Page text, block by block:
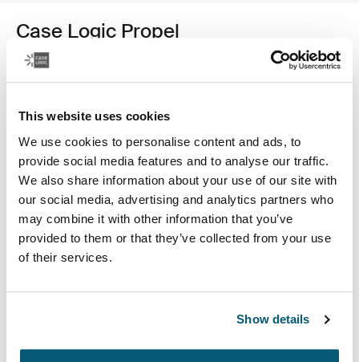
This website uses cookies
We use cookies to personalise content and ads, to
provide social media features and to analyse our traffic.
We also share information about your use of our site with
our social media, advertising and analytics partners who
may combine it with other information that you’ve
provided to them or that they’ve collected from your use
of their services.
Show details
Case Logic Propel
maletín para computadora portátil de 16 pulgadas
Color
Case Logic Propel 16" Attaché Negro
con protección y almacenamiento para llevar al trabajo